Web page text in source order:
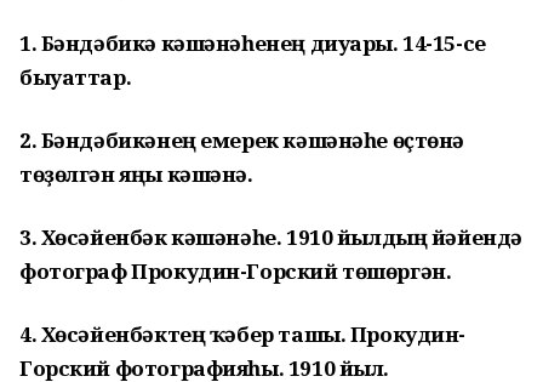
1. Бәндәбикә кәшәнәһенең диуары. 14-15-се
быуаттар.
2. Бәндәбикәнең емерек кәшәнәһе өҫтөнә
төҙөлгән яңы кәшәнә.
3. Хөсәйенбәк кәшәнәһе. 1910 йылдың йәйендә
фотограф Прокудин-Горский төшөргән.
4. Хөсәйенбәктең ҡәбер ташы. Прокудин-
Горский фотографияһы. 1910 йыл.